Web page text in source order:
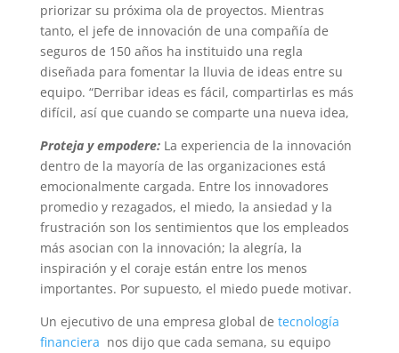
priorizar su próxima ola de proyectos. Mientras
tanto, el jefe de innovación de una compañía de
seguros de 150 años ha instituido una regla
diseñada para fomentar la lluvia de ideas entre su
equipo. “Derribar ideas es fácil, compartirlas es más
difícil, así que cuando se comparte una nueva idea,
Proteja y empodere:La experiencia de la innovación
dentro de la mayoría de las organizaciones está
emocionalmente cargada. Entre los innovadores
promedio y rezagados, el miedo, la ansiedad y la
frustración son los sentimientos que los empleados
más asocian con la innovación; la alegría, la
inspiración y el coraje están entre los menos
importantes. Por supuesto, el miedo puede motivar.
Un ejecutivo de una empresa global de tecnología
financiera nos dijo que cada semana, su equipo